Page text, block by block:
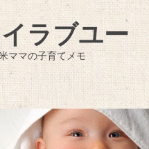
ラブユー
ママの子育てメモ